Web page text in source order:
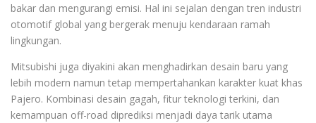
bakar dan mengurangi emisi. Hal ini sejalan dengan tren industri
otomotif global yang bergerak menuju kendaraan ramah
lingkungan.
Mitsubishi juga diyakini akan menghadirkan desain baru yang
lebih modern namun tetap mempertahankan karakter kuat khas
Pajero. Kombinasi desain gagah, fitur teknologi terkini, dan
kemampuan off-road diprediksi menjadi daya tarik utama